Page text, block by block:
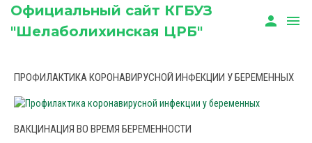
Официальный сайт КГБУЗ
"Шелаболихинская ЦРБ"
person menu
ПРОФИЛАКТИКА КОРОНАВИРУСНОЙ ИНФЕКЦИИ У БЕРЕМЕННЫХ
ВАКЦИНАЦИЯ ВО ВРЕМЯ БЕРЕМЕННОСТИ